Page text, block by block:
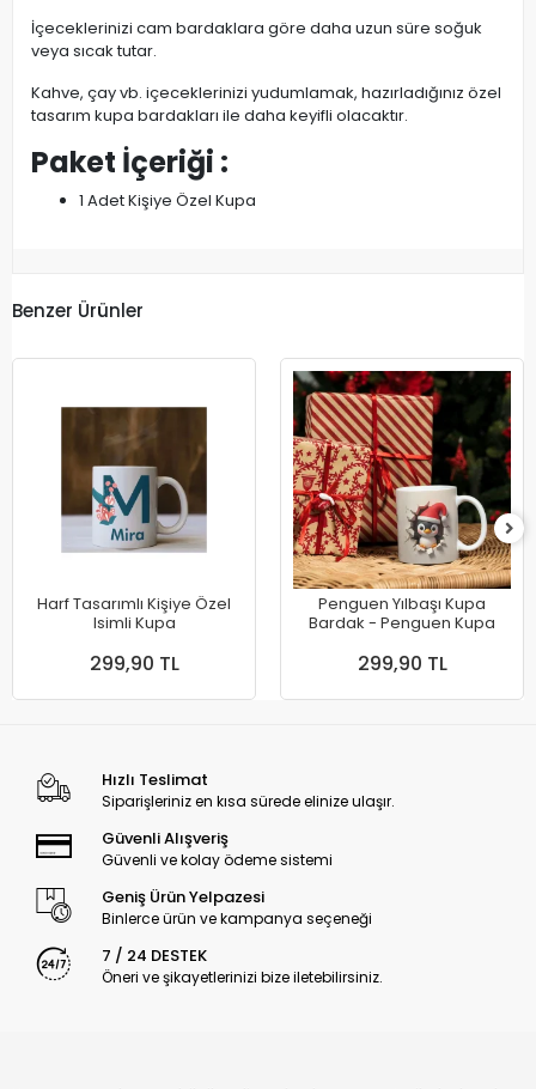
İçeceklerinizi cam bardaklara göre daha uzun süre soğuk
veya sıcak tutar.
Kahve, çay vb. içeceklerinizi yudumlamak, hazırladığınız özel
tasarım kupa bardakları ile daha keyifli olacaktır.
Paket İçeriği :
1 Adet Kişiye Özel Kupa
Benzer Ürünler
Harf Tasarımlı Kişiye Özel
Isimli Kupa
299,90 TL
Penguen Yılbaşı Kupa
Bardak - Penguen Kupa
299,90 TL
Hızlı Teslimat
Siparişleriniz en kısa sürede elinize ulaşır.
Güvenli Alışveriş
Güvenli ve kolay ödeme sistemi
Geniş Ürün Yelpazesi
Binlerce ürün ve kampanya seçeneği
7 / 24 DESTEK
Öneri ve şikayetlerinizi bize iletebilirsiniz.